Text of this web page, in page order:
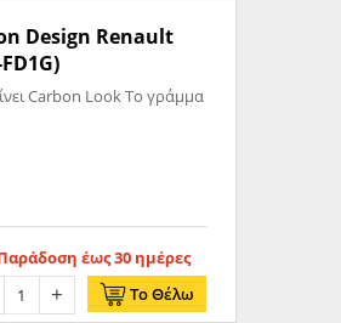
Design Renault
Carbon Look Το γράμμα
έως 30 ημέρες
Το Θέλω